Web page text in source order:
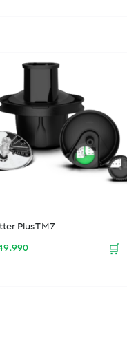
Plus TM7
🛒